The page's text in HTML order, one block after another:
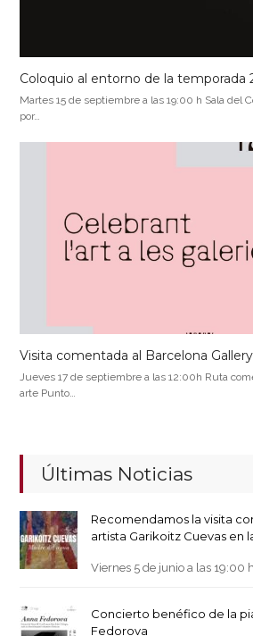
Coloquio al entorno de la temporada
Martes 15 de septiembre a las 19:00 h Sala del
por…
Visita comentada al Barcelona
Jueves 17 de septiembre a las 12:00h Ruta
arte Punto…
Últimas Noticias
Recomendamos la visita
artista Garikoitz Cuevas en
Viernes 5 de junio a las 19:00
Concierto benéfico de la
Fedorova